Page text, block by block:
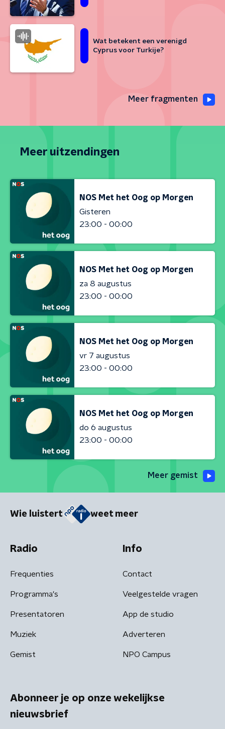
Wat betekent een verenigd
Cyprus voor Turkije?
Meer fragmenten
Meer uitzendingen
NOS Met het Oog op Morgen
Gisteren
23:00 - 00:00
NOS Met het Oog op Morgen
za 8 augustus
23:00 - 00:00
NOS Met het Oog op Morgen
vr 7 augustus
23:00 - 00:00
NOS Met het Oog op Morgen
do 6 augustus
23:00 - 00:00
Meer gemist
Wie luistert weet meer
Radio
Frequenties
Programma's
Presentatoren
Muziek
Gemist
Info
Contact
Veelgestelde vragen
App de studio
Adverteren
NPO Campus
Abonneer je op onze wekelijkse
nieuwsbrief